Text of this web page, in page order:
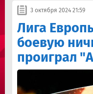
3 октября 2024 21:59
Лига
боевую
проиграл